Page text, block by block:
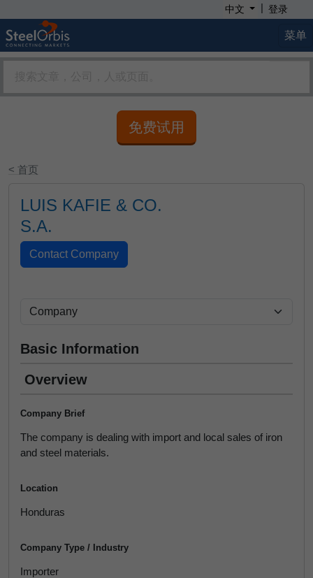
中文 | 登录
菜单
免费试用
< 首页
LUIS KAFIE & CO.
S.A.
Basic Information
Overview
Company Brief
The company is dealing with import and local sales of iron
and steel materials.
Location
Honduras
Company Type / Industry
Importer